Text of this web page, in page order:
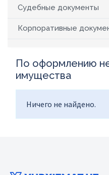
Судебные документы
Корпоративные
По оформлению
имущества
Ничего не найдено.